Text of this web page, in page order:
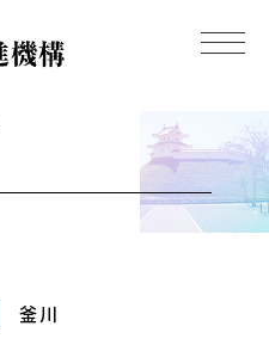
釜川